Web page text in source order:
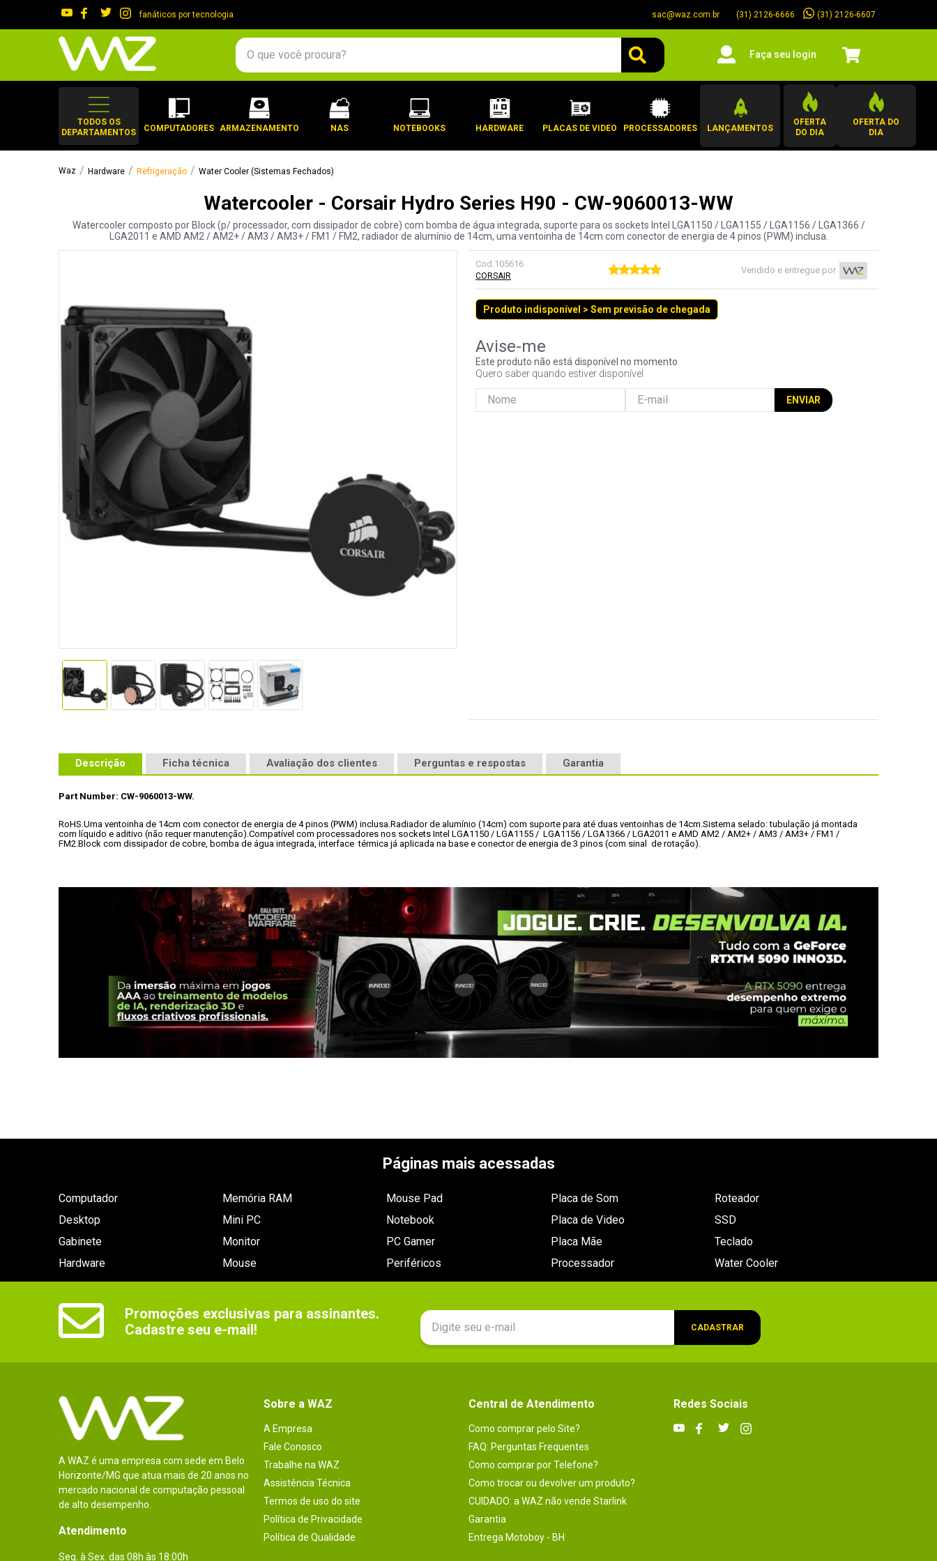
fanáticos por tecnologia sac@waz.com.br (31) 2126-6666 (31) 2126-6607
O que você procura?
Faça seu login
TODOS OS
DEPARTAMENTOS
COMPUTADORES ARMAZENAMENTO NAS NOTEBOOKS HARDWARE PLACAS DE VIDEO PROCESSADORES LANÇAMENTOS
OFERTA
DO DIA
OFERTA DO
DIA
Hardware Refrigeração Water Cooler (Sistemas Fechados)
Watercooler - Corsair Hydro Series H90 - CW-9060013-WW
Watercooler composto por Block (p/ processador, com dissipador de cobre) com bomba de água integrada, suporte para os sockets Intel LGA1150 / LGA1155 / LGA1156 / LGA1366 /
LGA2011 e AMD AM2 / AM2+ / AM3 / AM3+ / FM1 / FM2, radiador de alumínio de 14cm, uma ventoinha de 14cm com conector de energia de 4 pinos (PWM) inclusa.
Cod.105616
CORSAIR
Vendido e entregue por
Produto indisponível > Sem previsão de chegada
Este produto não está disponível no momento
Quero saber quando estiver disponível
ENVIAR
Descrição Ficha técnica Avaliação dos clientes Perguntas e respostas Garantia
Part Number: CW-9060013-WW.
RoHS.Uma ventoinha de 14cm com conector de energia de 4 pinos (PWM) inclusa.Radiador de alumínio (14cm) com suporte para até duas ventoinhas de 14cm.Sistema selado: tubulação já montada
com líquido e aditivo (não requer manutenção).Compatível com processadores nos sockets Intel LGA1150 / LGA1155 /  LGA1156 / LGA1366 / LGA2011 e AMD AM2 / AM2+ / AM3 / AM3+ / FM1 /
FM2.Block com dissipador de cobre, bomba de água integrada, interface  térmica já aplicada na base e conector de energia de 3 pinos (com sinal  de rotação).
Páginas mais acessadas
Computador
Desktop
Gabinete
Hardware
Memória RAM
Mini PC
Monitor
Mouse
Mouse Pad
Notebook
PC Gamer
Periféricos
Placa de Som
Placa de Video
Placa Mãe
Processador
Roteador
SSD
Teclado
Water Cooler
Promoções exclusivas para assinantes.
Cadastre seu e-mail!
CADASTRAR
A WAZ é uma empresa com sede em Belo
Horizonte/MG que atua mais de 20 anos no
mercado nacional de computação pessoal
de alto desempenho.
Atendimento
Seg. à Sex. das 08h às 18:00h
Sobre a WAZ
A Empresa
Fale Conosco
Trabalhe na WAZ
Assistência Técnica
Termos de uso do site
Política de Privacidade
Política de Qualidade
Central de Atendimento
Como comprar pelo Site?
FAQ: Perguntas Frequentes
Como comprar por Telefone?
Como trocar ou devolver um produto?
CUIDADO: a WAZ não vende Starlink
Garantia
Entrega Motoboy - BH
Redes Sociais
gabinete
2º
keychron
5º
openbox
6º
mouse
10º